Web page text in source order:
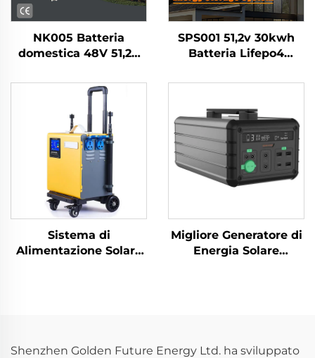
NK005 Batteria
domestica 48V 51,2V
per sistema di
accumulo energetico
solare off-grid con
BMS
SPS001 51,2v 30kwh
Batteria Lifepo4
di Accumulo
Casa
Sistema di
Alimentazione Solare
Portatile
Migliore Generatore di
Energia Solare
Shenzhen Golden Future Energy Ltd. ha sviluppato